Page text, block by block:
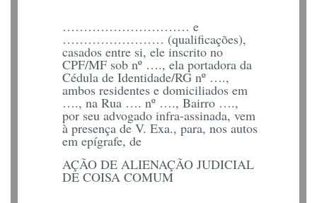
………………………… e
…………………… (qualificações),
casados entre si, ele inscrito no
CPF/MF sob nº …., ela portadora da
Cédula de Identidade/RG nº ….,
ambos residentes e domiciliados em
…., na Rua …. nº …., Bairro ….,
por seu advogado infra-assinada, vem
à presença de V. Exa., para, nos autos
em epígrafe, de
AÇÃO DE ALIENAÇÃO JUDICIAL
DE COISA COMUM